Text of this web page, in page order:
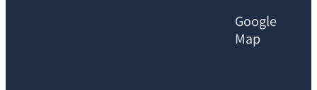
Google
Map